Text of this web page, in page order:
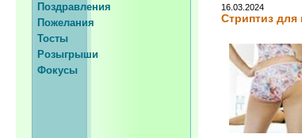
Поздравления
Пожелания
Тосты
Розыгрыши
Фокусы
16.03.2024
Стриптиз